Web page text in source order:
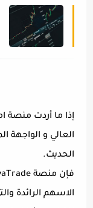
إذا ما أردت منصة
العالي و الواجهة
الحديث.
الاسهم الرائدة